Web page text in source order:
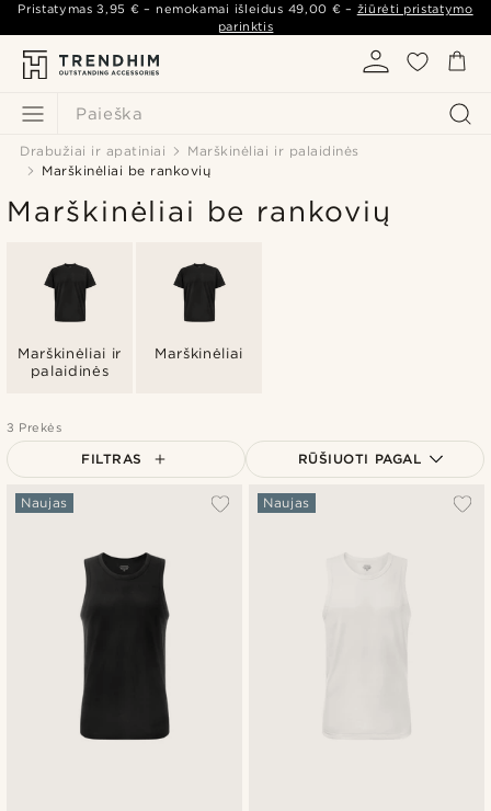
Paieška
Pristatymas3,95 € – nemokamai išleidus 49,00 € – žiūrėti pristatymo
parinktis
Drabužiai ir apatiniai
Marškinėliai ir palaidinės
Marškinėliai be rankovių
Marškinėliai be rankovių
Marškinėliai ir
palaidinės
Marškinėliai
3 Prekės
FILTRAS RŪŠIUOTI PAGAL
Populiariausias
Naujas Naujas